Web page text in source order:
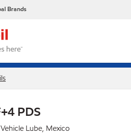
Brands
PDS
Lube, Mexico